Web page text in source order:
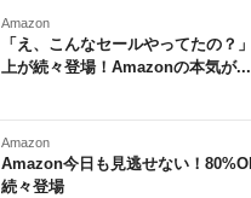
Amazon
「え、こんなセールやってたの？
上が続々登場！Amazonの本気が...
Amazon
Amazon今日も見逃せない！
続々登場